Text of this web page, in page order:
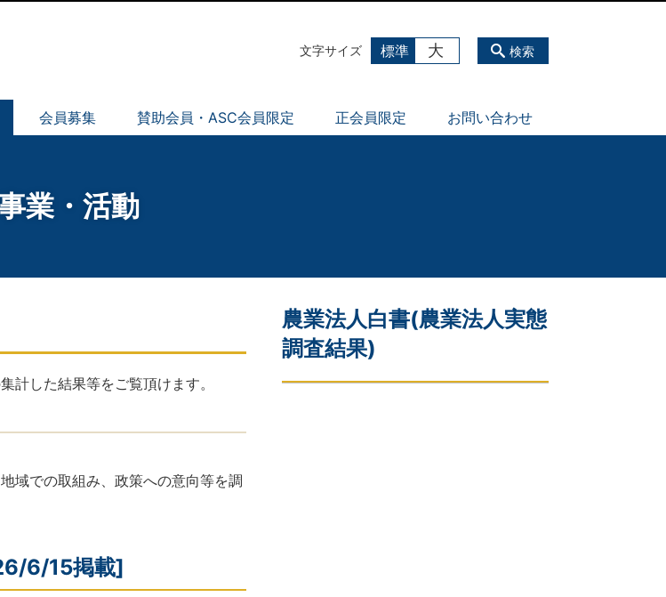
会員募集 賛助会員・ASC会員限定 正会員限定 お問い合わせ
検索
文字サイズ 標準 大
業・活動
計した結果等をご覧頂けます。
域での取組み、政策への意向等を調
6/15掲載]
農業法人白書(農業法人実態
調査結果)